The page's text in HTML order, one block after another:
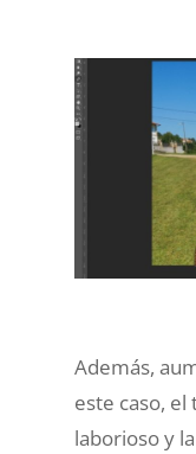
Además,
este caso,
laborioso y